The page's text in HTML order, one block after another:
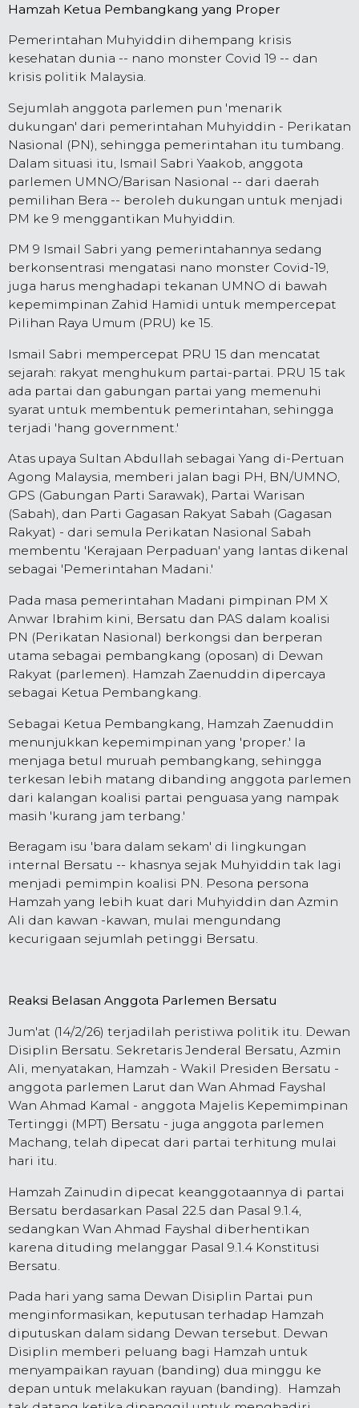
Hamzah Ketua Pembangkang yang Proper
Pemerintahan Muhyiddin dihempang krisis
kesehatan dunia -- nano monster Covid 19 -- dan
krisis politik Malaysia.
Sejumlah anggota parlemen pun 'menarik
dukungan' dari pemerintahan Muhyiddin - Perikatan
Nasional (PN), sehingga pemerintahan itu tumbang.
Dalam situasi itu, Ismail Sabri Yaakob, anggota
parlemen UMNO/Barisan Nasional -- dari daerah
pemilihan Bera -- beroleh dukungan untuk menjadi
PM ke 9 menggantikan Muhyiddin.
PM 9 Ismail Sabri yang pemerintahannya sedang
berkonsentrasi mengatasi nano monster Covid-19,
juga harus menghadapi tekanan UMNO di bawah
kepemimpinan Zahid Hamidi untuk mempercepat
Pilihan Raya Umum (PRU) ke 15.
Ismail Sabri mempercepat PRU 15 dan mencatat
sejarah: rakyat menghukum partai-partai. PRU 15 tak
ada partai dan gabungan partai yang memenuhi
syarat untuk membentuk pemerintahan, sehingga
terjadi 'hang government.'
Atas upaya Sultan Abdullah sebagai Yang di-Pertuan
Agong Malaysia, memberi jalan bagi PH, BN/UMNO,
GPS (Gabungan Parti Sarawak), Partai Warisan
(Sabah), dan Parti Gagasan Rakyat Sabah (Gagasan
Rakyat) - dari semula Perikatan Nasional Sabah
membentu 'Kerajaan Perpaduan' yang lantas dikenal
sebagai 'Pemerintahan Madani.'
Pada masa pemerintahan Madani pimpinan PM X
Anwar Ibrahim kini, Bersatu dan PAS dalam koalisi
PN (Perikatan Nasional) berkongsi dan berperan
utama sebagai pembangkang (oposan) di Dewan
Rakyat (parlemen). Hamzah Zaenuddin dipercaya
sebagai Ketua Pembangkang.
Sebagai Ketua Pembangkang, Hamzah Zaenuddin
menunjukkan kepemimpinan yang 'proper.' Ia
menjaga betul muruah pembangkang, sehingga
terkesan lebih matang dibanding anggota parlemen
dari kalangan koalisi partai penguasa yang nampak
masih 'kurang jam terbang.'
Beragam isu 'bara dalam sekam' di lingkungan
internal Bersatu -- khasnya sejak Muhyiddin tak lagi
menjadi pemimpin koalisi PN. Pesona persona
Hamzah yang lebih kuat dari Muhyiddin dan Azmin
Ali dan kawan -kawan, mulai mengundang
kecurigaan sejumlah petinggi Bersatu.
Reaksi Belasan Anggota Parlemen Bersatu
Jum'at (14/2/26) terjadilah peristiwa politik itu. Dewan
Disiplin Bersatu. Sekretaris Jenderal Bersatu, Azmin
Ali, menyatakan, Hamzah - Wakil Presiden Bersatu -
anggota parlemen Larut dan Wan Ahmad Fayshal
Wan Ahmad Kamal - anggota Majelis Kepemimpinan
Tertinggi (MPT) Bersatu - juga anggota parlemen
Machang, telah dipecat dari partai terhitung mulai
hari itu.
Hamzah Zainudin dipecat keanggotaannya di partai
Bersatu berdasarkan Pasal 22.5 dan Pasal 9.1.4,
sedangkan Wan Ahmad Fayshal diberhentikan
karena dituding melanggar Pasal 9.1.4 Konstitusi
Bersatu.
Pada hari yang sama Dewan Disiplin Partai pun
menginformasikan, keputusan terhadap Hamzah
diputuskan dalam sidang Dewan tersebut. Dewan
Disiplin memberi peluang bagi Hamzah untuk
menyampaikan rayuan (banding) dua minggu ke
depan untuk melakukan rayuan (banding). Hamzah